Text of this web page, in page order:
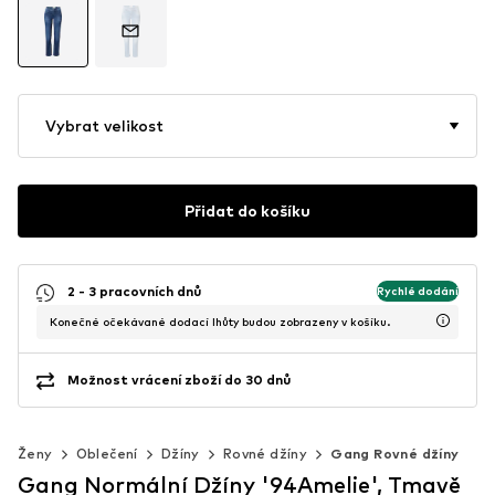
Vybrat velikost
Přidat do košíku
2 - 3 pracovních dnů Rychlé dodání
Konečné očekávané dodací lhůty budou zobrazeny v košíku.
Možnost vrácení zboží do 30 dnů
Ženy Oblečení Džíny Rovné džíny Gang Rovné džíny
Gang Normální Džíny '94Amelie', Tmavě